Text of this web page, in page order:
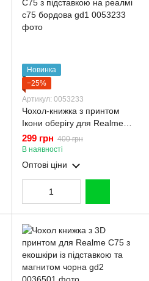
Новинка
−25%
Артикул: 0053233
Чохол-книжка з принтом
Ікони оберігу для Realme
C75 з підставкою на реалмі
с75 бордова gd1
299 грн 400 грн
В наявності
Оптові ціни